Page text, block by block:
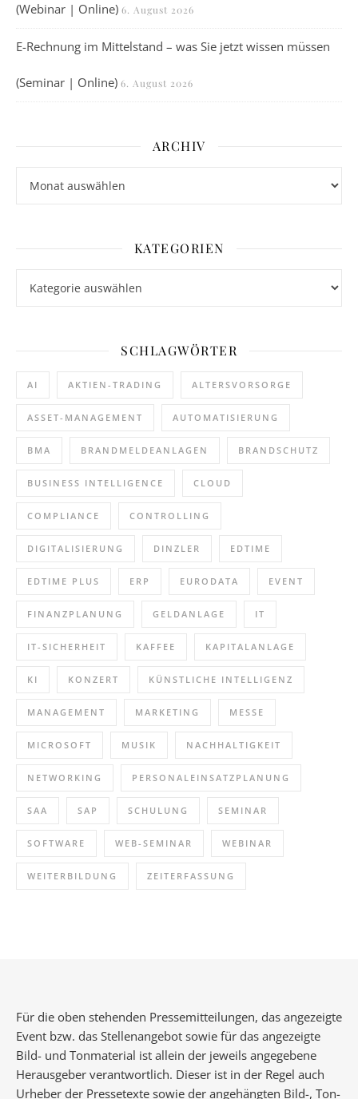
(Webinar | Online) 6. August 2026
E-Rechnung im Mittelstand – was Sie jetzt wissen müssen
(Seminar | Online) 6. August 2026
ARCHIV
KATEGORIEN
SCHLAGWÖRTER
AI AKTIEN-TRADING ALTERSVORSORGE
ASSET-MANAGEMENT AUTOMATISIERUNG
BMA BRANDMELDEANLAGEN BRANDSCHUTZ
BUSINESS INTELLIGENCE CLOUD
COMPLIANCE CONTROLLING
DIGITALISIERUNG DINZLER EDTIME
EDTIME PLUS ERP EURODATA EVENT
FINANZPLANUNG GELDANLAGE IT
IT-SICHERHEIT KAFFEE KAPITALANLAGE
KI KONZERT KÜNSTLICHE INTELLIGENZ
MANAGEMENT MARKETING MESSE
MICROSOFT MUSIK NACHHALTIGKEIT
NETWORKING PERSONALEINSATZPLANUNG
SAA SAP SCHULUNG SEMINAR
SOFTWARE WEB-SEMINAR WEBINAR
WEITERBILDUNG ZEITERFASSUNG
Für die oben stehenden Pressemitteilungen, das angezeigte
Event bzw. das Stellenangebot sowie für das angezeigte
Bild- und Tonmaterial ist allein der jeweils angegebene
Herausgeber verantwortlich. Dieser ist in der Regel auch
Urheber der Pressetexte sowie der angehängten Bild-, Ton-